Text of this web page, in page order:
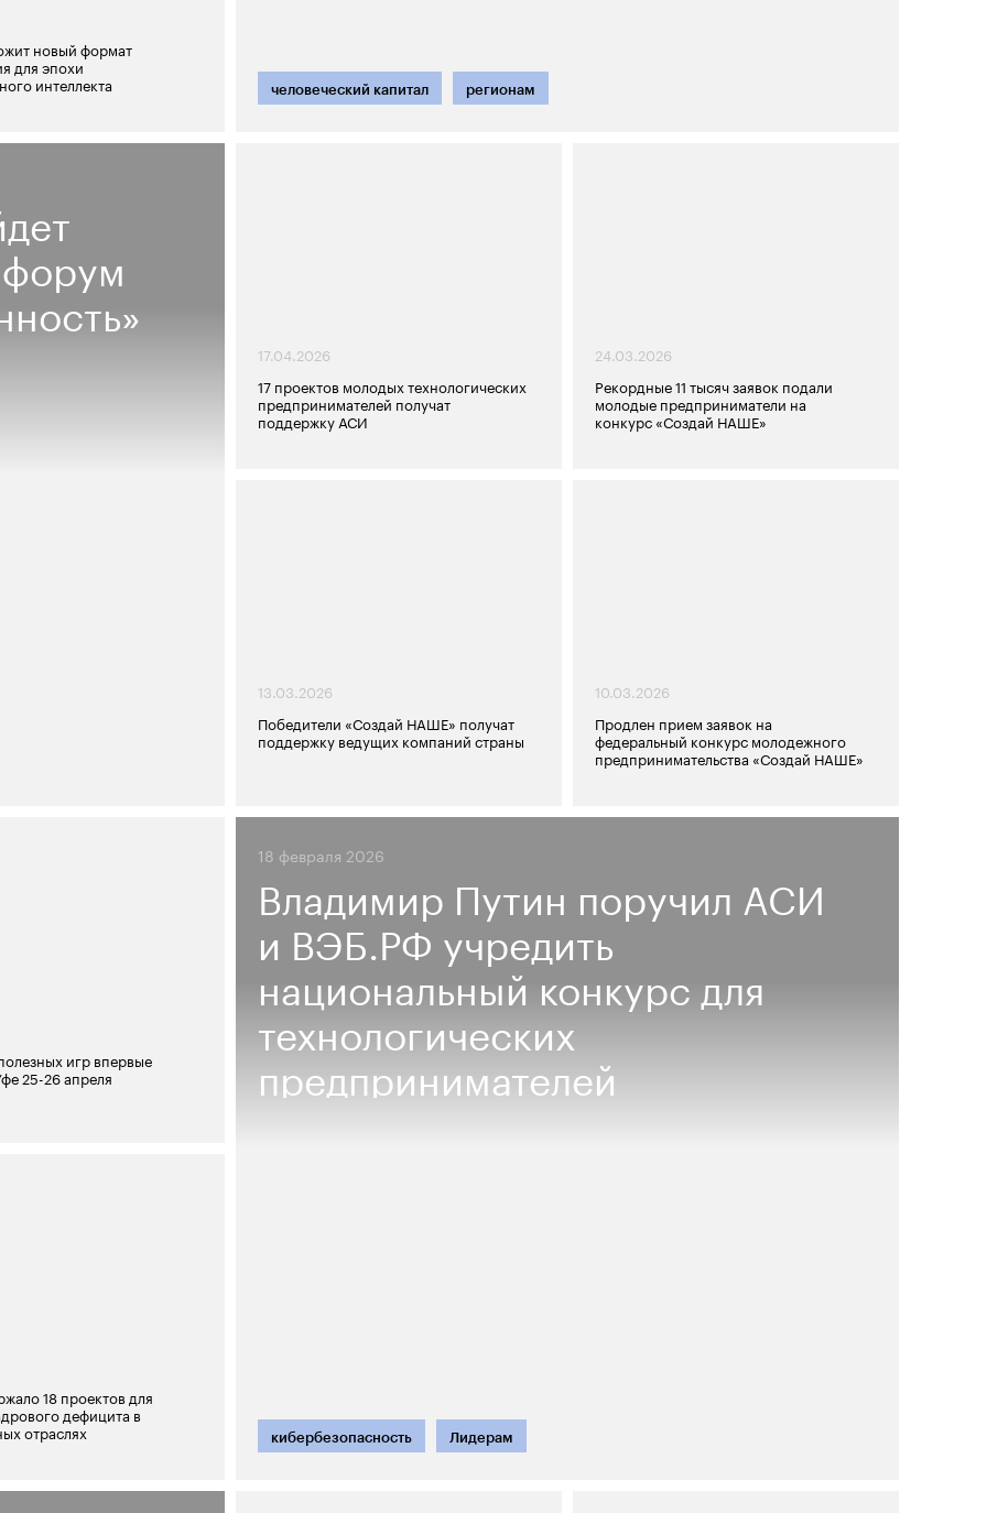
человеческий капитал регионам
новый формат
для эпохи
интеллекта
17.04.2026
17 проектов молодых технологических
предпринимателей получат
поддержку АСИ
24.03.2026
Рекордные 11 тысяч заявок подали
молодые предприниматели на
конкурс «Создай НАШЕ»
13.03.2026
Победители «Создай НАШЕ» получат
поддержку ведущих компаний страны
10.03.2026
Продлен прием заявок на
федеральный конкурс молодежного
предпринимательства «Создай НАШЕ»
игр впервые
25-26 апреля
18 февраля 2026
Владимир Путин поручил АСИ
и ВЭБ.РФ учредить
национальный конкурс для
технологических
предпринимателей
кибербезопасность Лидерам
18 проектов для
дефицита в
отраслях